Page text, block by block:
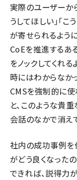
実際のユーザーか
うしてほしい」「こ
が寄せられるよう
CoEを推進するあ
をノックしてくれ
時にはわからなか
CMSを強制的に使
と、このような貴
会話のなかで消え
社内の成功事例を
がどう良くなった
できれば、説得力